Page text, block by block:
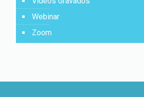
Webinar
Zoom